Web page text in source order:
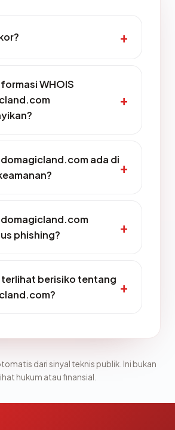
WHOIS
ada di
phishing?
berisiko tentang
dari sinyal teknis publik. Ini bukan
hukum atau finansial.